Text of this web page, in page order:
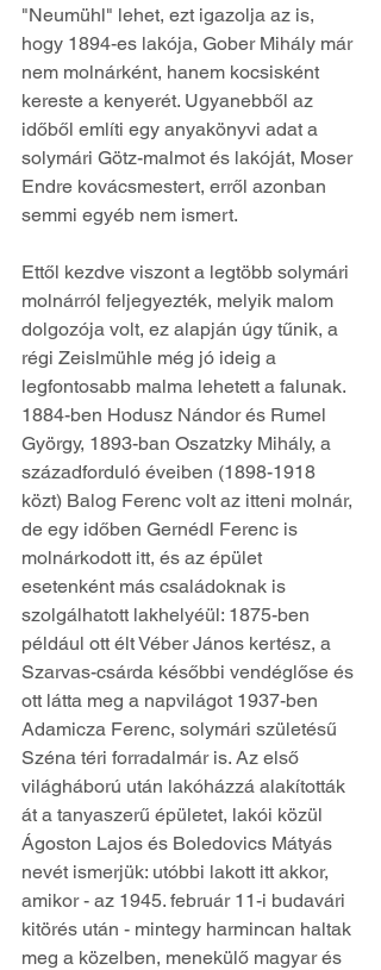
"Neumühl" lehet, ezt igazolja az is,
hogy 1894-es lakója, Gober Mihály már
nem molnárként, hanem kocsisként
kereste a kenyerét. Ugyanebből az
időből említi egy anyakönyvi adat a
solymári Götz-malmot és lakóját, Moser
Endre kovácsmestert, erről azonban
semmi egyéb nem ismert.
Ettől kezdve viszont a legtöbb solymári
molnárról feljegyezték, melyik malom
dolgozója volt, ez alapján úgy tűnik, a
régi Zeislmühle még jó ideig a
legfontosabb malma lehetett a falunak.
1884-ben Hodusz Nándor és Rumel
György, 1893-ban Oszatzky Mihály, a
századforduló éveiben (1898-1918
közt) Balog Ferenc volt az itteni molnár,
de egy időben Gernédl Ferenc is
molnárkodott itt, és az épület
esetenként más családoknak is
szolgálhatott lakhelyéül: 1875-ben
például ott élt Véber János kertész, a
Szarvas-csárda későbbi vendéglőse és
ott látta meg a napvilágot 1937-ben
Adamicza Ferenc, solymári születésű
Széna téri forradalmár is. Az első
világháború után lakóházzá alakították
át a tanyaszerű épületet, lakói közül
Ágoston Lajos és Boledovics Mátyás
nevét ismerjük: utóbbi lakott itt akkor,
amikor - az 1945. február 11-i budavári
kitörés után - mintegy harmincan haltak
meg a közelben, menekülő magyar és